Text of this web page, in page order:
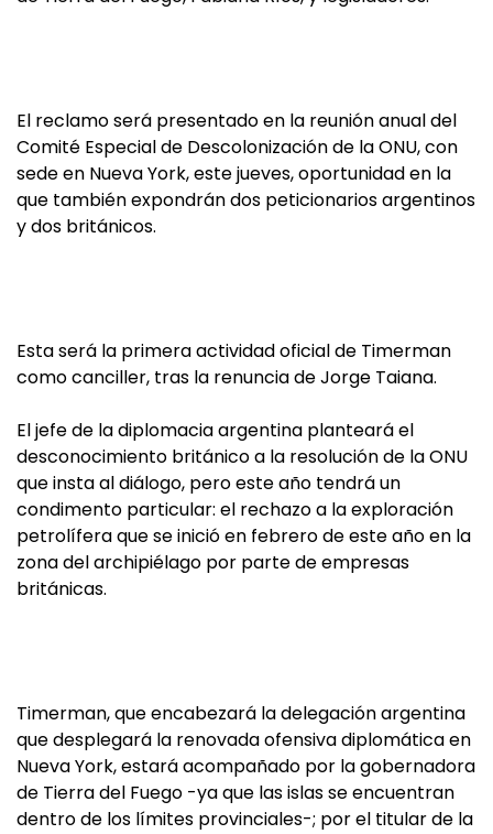
El reclamo será presentado en la reunión anual del
Comité Especial de Descolonización de la ONU, con
sede en Nueva York, este jueves, oportunidad en la
que también expondrán dos peticionarios argentinos
y dos británicos.
Esta será la primera actividad oficial de Timerman
como canciller, tras la renuncia de Jorge Taiana.
El jefe de la diplomacia argentina planteará el
desconocimiento británico a la resolución de la ONU
que insta al diálogo, pero este año tendrá un
condimento particular: el rechazo a la exploración
petrolífera que se inició en febrero de este año en la
zona del archipiélago por parte de empresas
británicas.
Timerman, que encabezará la delegación argentina
que desplegará la renovada ofensiva diplomática en
Nueva York, estará acompañado por la gobernadora
de Tierra del Fuego -ya que las islas se encuentran
dentro de los límites provinciales-; por el titular de la